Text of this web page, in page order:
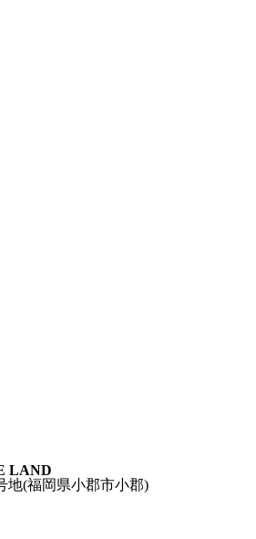
LAND
(福岡県小郡市小郡)